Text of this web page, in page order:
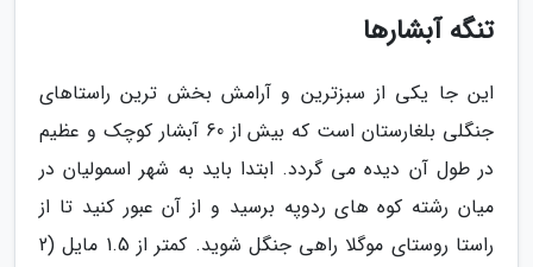
تنگه آبشارها
این جا یکی از سبزترین و آرامش بخش ترین راستاهای
جنگلی بلغارستان است که بیش از 60 آبشار کوچک و عظیم
در طول آن دیده می گردد. ابتدا باید به شهر اسمولیان در
میان رشته کوه های ردوپه برسید و از آن عبور کنید تا از
راستا روستای موگلا راهی جنگل شوید. کمتر از 1.5 مایل (2